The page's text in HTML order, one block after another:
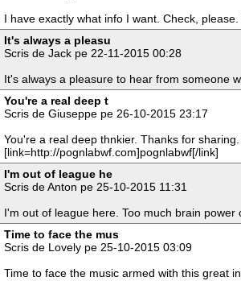
I have exactly what info I want. Check,
It's always a pleasu
Scris de Jack pe 22-11-2015 00:28
It's always a pleasure to hear from someone
You're a real deep t
Scris de Giuseppe pe 26-10-2015 23:17
You're a real deep thnkier. Thanks for
[link=http://pognlabwf.com]pognlabwf[/link]
I'm out of league he
Scris de Anton pe 25-10-2015 11:31
I'm out of league here. Too much brain power
Time to face the mus
Scris de Lovely pe 25-10-2015 03:09
Time to face the music armed with this great